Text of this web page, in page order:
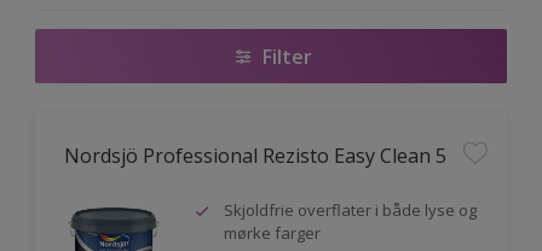
Filter
Nordsjö Professional Rezisto Easy Clean 5
Skjoldfrie overflater i både lyse og
mørke farger